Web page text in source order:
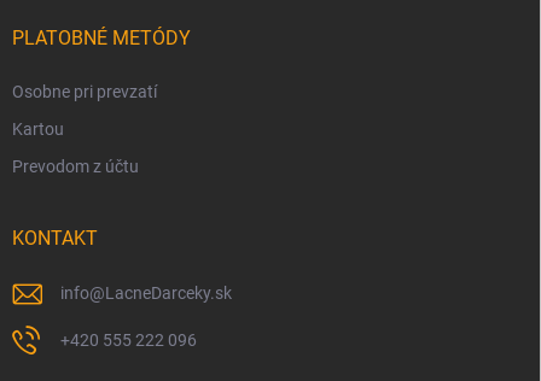
PLATOBNÉ METÓDY
Osobne pri prevzatí
Kartou
Prevodom z účtu
KONTAKT
info@LacneDarceky.sk
+420 555 222 096